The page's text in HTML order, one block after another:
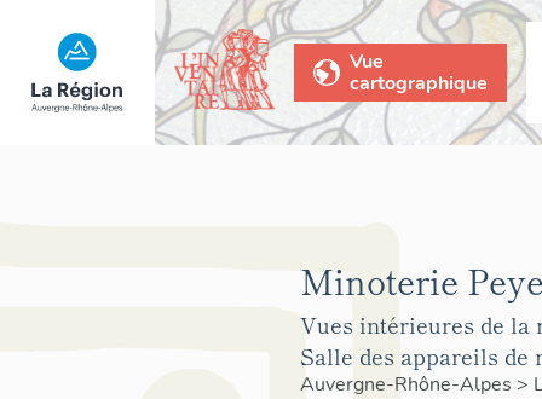
Vue
cartographique
Minoterie
Vues intérieures de la
Salle des appareils de
Auvergne-Rhône-Alpes >